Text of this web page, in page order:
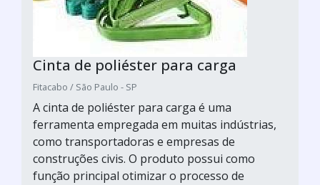
Cinta de poliéster para carga
Fitacabo / São Paulo - SP
A cinta de poliéster para carga é uma
ferramenta empregada em muitas indústrias,
como transportadoras e empresas de
construções civis. O produto possui como
função principal otimizar o processo de